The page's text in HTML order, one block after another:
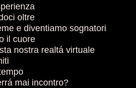
oltre
e diventiamo sognatori
il cuore
nostra realtá virtuale
mai incontro?